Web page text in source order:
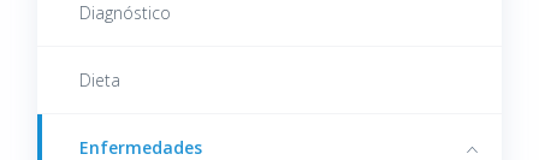
Diagnóstico
Dieta
Enfermedades